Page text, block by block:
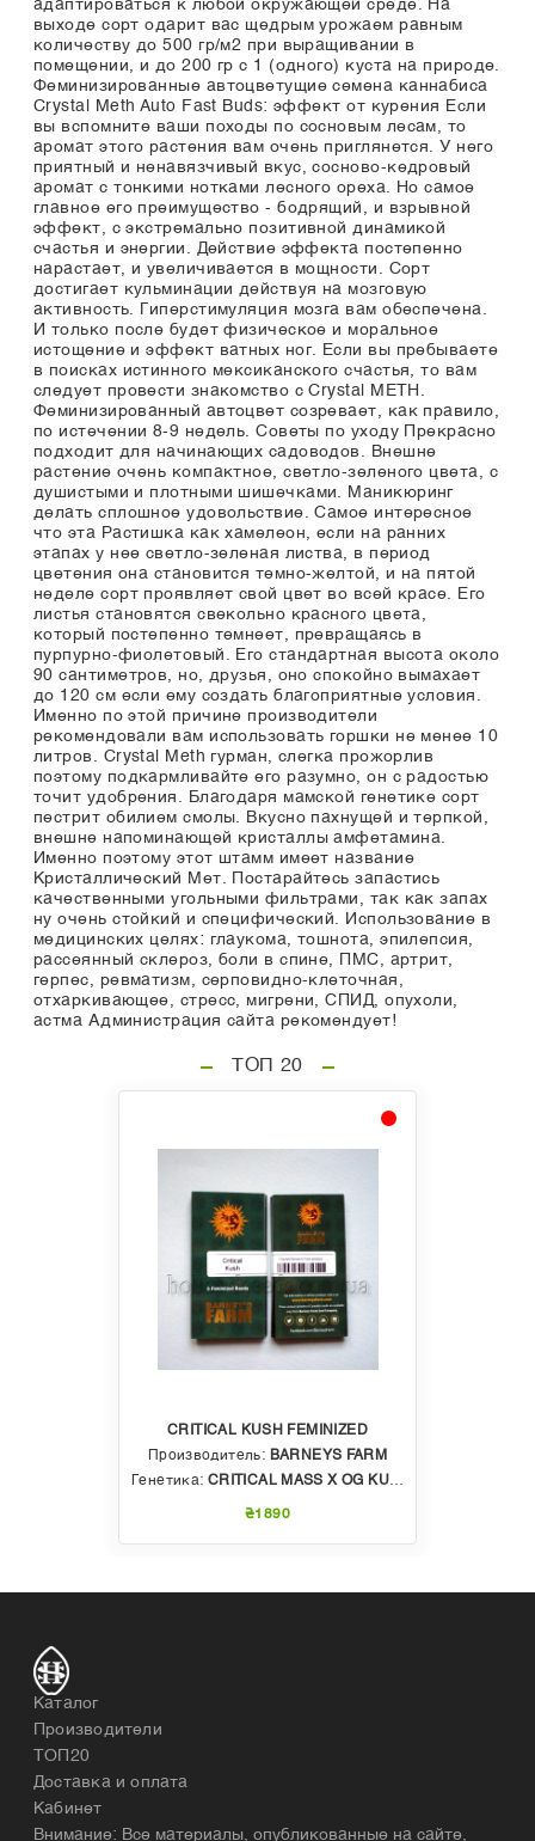
адаптироваться к любой окружающей среде. На
выходе сорт одарит вас щедрым урожаем равным
количеству до 500 гр/м2 при выращивании в
помещении, и до 200 гр с 1 (одного) куста на природе.
Феминизированные автоцветущие семена каннабиса
Crystal Meth Auto Fast Buds: эффект от курения Если
вы вспомните ваши походы по сосновым лесам, то
аромат этого растения вам очень приглянется. У него
приятный и ненавязчивый вкус, сосново-кедровый
аромат с тонкими нотками лесного ореха. Но самое
главное его преимущество - бодрящий, и взрывной
эффект, с экстремально позитивной динамикой
счастья и энергии. Действие эффекта постепенно
нарастает, и увеличивается в мощности. Сорт
достигает кульминации действуя на мозговую
активность. Гиперстимуляция мозга вам обеспечена.
И только после будет физическое и моральное
истощение и эффект ватных ног. Если вы пребываете
в поисках истинного мексиканского счастья, то вам
следует провести знакомство с Crystal METH.
Феминизированный автоцвет созревает, как правило,
по истечении 8-9 недель. Советы по уходу Прекрасно
подходит для начинающих садоводов. Внешне
растение очень компактное, светло-зеленого цвета, с
душистыми и плотными шишечками. Маникюринг
делать сплошное удовольствие. Самое интересное
что эта Растишка как хамелеон, если на ранних
этапах у нее светло-зеленая листва, в период
цветения она становится темно-желтой, и на пятой
неделе сорт проявляет свой цвет во всей красе. Его
листья становятся свекольно красного цвета,
который постепенно темнеет, превращаясь в
пурпурно-фиолетовый. Его стандартная высота около
90 сантиметров, но, друзья, оно спокойно вымахает
до 120 см если ему создать благоприятные условия.
Именно по этой причине производители
рекомендовали вам использовать горшки не менее 10
литров. Crystal Meth гурман, слегка прожорлив
поэтому подкармливайте его разумно, он с радостью
точит удобрения. Благодаря мамской генетике сорт
пестрит обилием смолы. Вкусно пахнущей и терпкой,
внешне напоминающей кристаллы амфетамина.
Именно поэтому этот штамм имеет название
Кристаллический Мет. Постарайтесь запастись
качественными угольными фильтрами, так как запах
ну очень стойкий и специфический. Использование в
медицинских целях: глаукома, тошнота, эпилепсия,
рассеянный склероз, боли в спине, ПМС, артрит,
герпес, ревматизм, серповидно-клеточная,
отхаркивающее, стресс, мигрени, СПИД, опухоли,
астма Администрация сайта рекомендует!
ТОП 20
CRITICAL KUSH FEMINIZED
Производитель: BARNEYS FARM
Генетика: CRITICAL MASS X OG KUSH
₴1890
Каталог
Производители
ТОП20
Доставка и оплата
Кабинет
Внимание: Все материалы, опубликованные на сайте,